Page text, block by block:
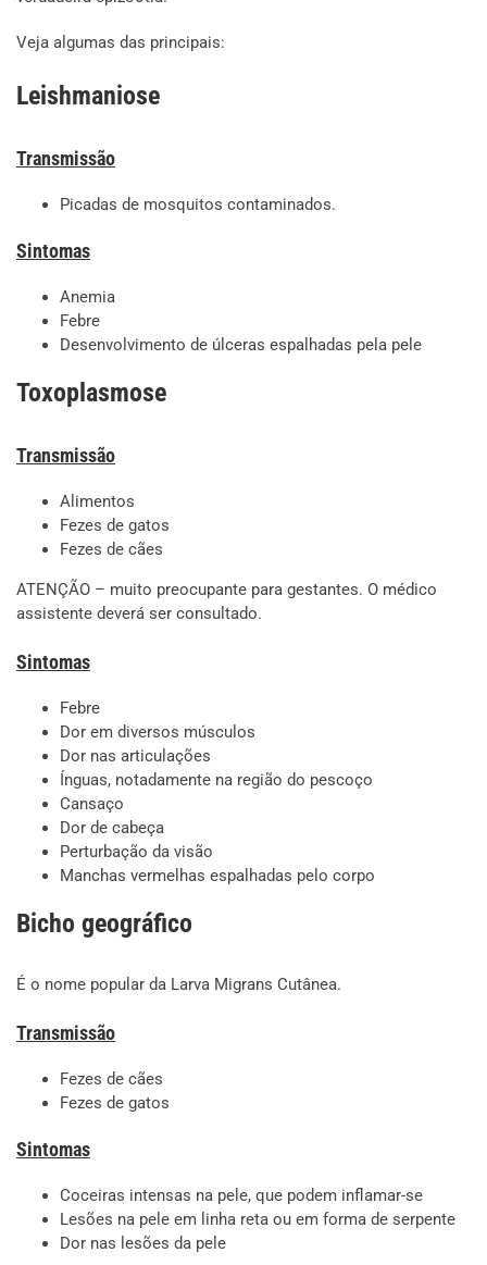
Veja algumas das principais:
Leishmaniose
Transmissão
Picadas de mosquitos contaminados.
Sintomas
Anemia
Febre
Desenvolvimento de úlceras espalhadas pela pele
Toxoplasmose
Transmissão
Alimentos
Fezes de gatos
Fezes de cães
ATENÇÃO – muito preocupante para gestantes. O médico
assistente deverá ser consultado.
Sintomas
Febre
Dor em diversos músculos
Dor nas articulações
Ínguas, notadamente na região do pescoço
Cansaço
Dor de cabeça
Perturbação da visão
Manchas vermelhas espalhadas pelo corpo
Bicho geográfico
É o nome popular da Larva Migrans Cutânea.
Transmissão
Fezes de cães
Fezes de gatos
Sintomas
Coceiras intensas na pele, que podem inflamar-se
Lesões na pele em linha reta ou em forma de serpente
Dor nas lesões da pele